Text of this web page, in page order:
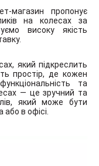
магазин пропонує
на колесах за
високу якість
який підкреслить
простір, де кожен
та
— це зручний та
який може бути
в офісі.